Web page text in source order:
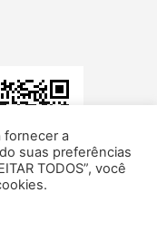
fornecer a
suas preferências
TODOS”, você